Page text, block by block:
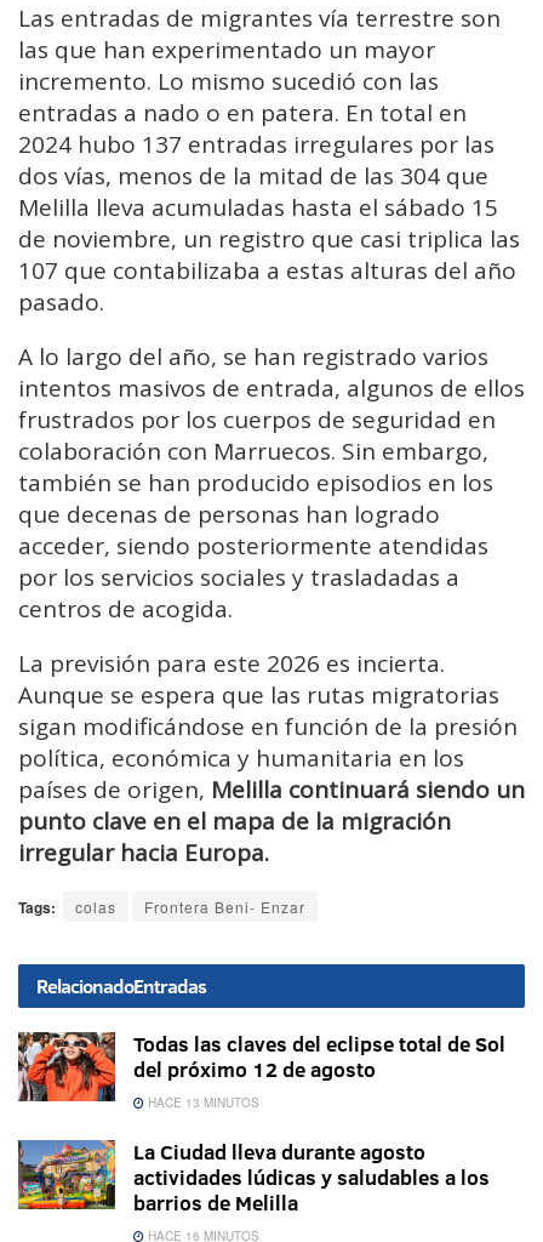
Las entradas de migrantes vía terrestre son
las que han experimentado un mayor
incremento. Lo mismo sucedió con las
entradas a nado o en patera. En total en
2024 hubo 137 entradas irregulares por las
dos vías, menos de la mitad de las 304 que
Melilla lleva acumuladas hasta el sábado 15
de noviembre, un registro que casi triplica las
107 que contabilizaba a estas alturas del año
pasado.
A lo largo del año, se han registrado varios
intentos masivos de entrada, algunos de ellos
frustrados por los cuerpos de seguridad en
colaboración con Marruecos. Sin embargo,
también se han producido episodios en los
que decenas de personas han logrado
acceder, siendo posteriormente atendidas
por los servicios sociales y trasladadas a
centros de acogida.
La previsión para este 2026 es incierta.
Aunque se espera que las rutas migratorias
sigan modificándose en función de la presión
política, económica y humanitaria en los
países de origen, Melilla continuará siendo un
punto clave en el mapa de la migración
irregular hacia Europa.
Tags: colas Frontera Beni- Enzar
RelacionadoEntradas
Todas las claves del eclipse total de Sol
del próximo 12 de agosto
HACE 13 MINUTOS
La Ciudad lleva durante agosto
actividades lúdicas y saludables a los
barrios de Melilla
HACE 16 MINUTOS